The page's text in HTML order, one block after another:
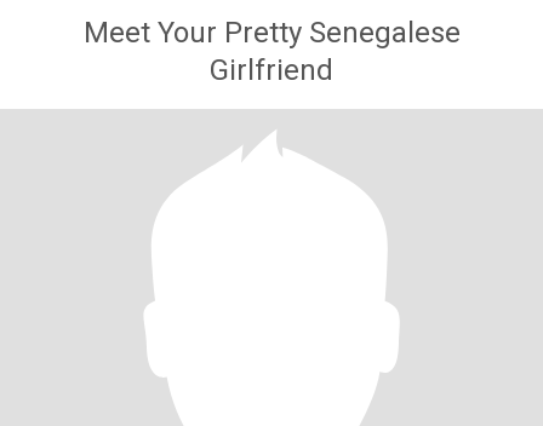
Meet Your Pretty Senegalese
Girlfriend